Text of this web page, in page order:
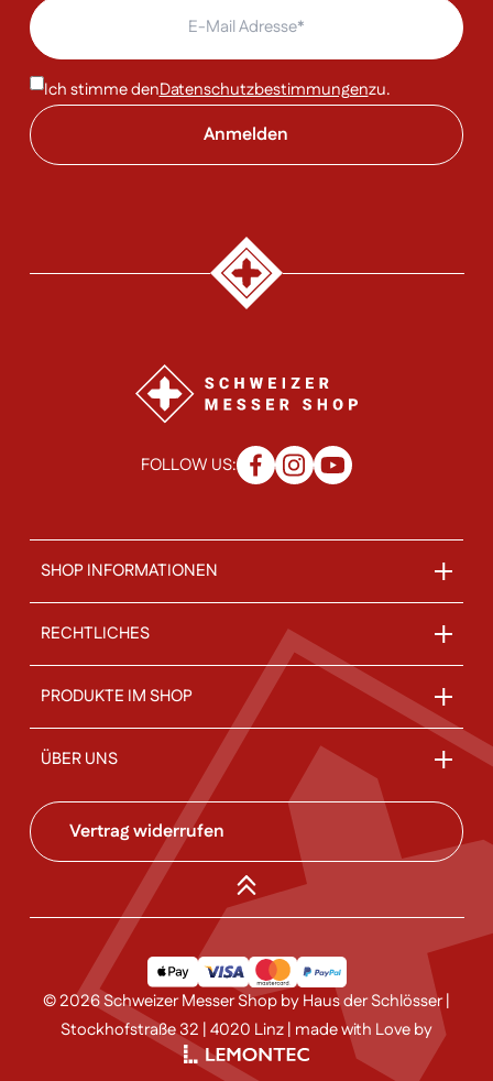
Ich stimme denDatenschutzbestimmungenzu.
FOLLOW US:
SHOP INFORMATIONEN
RECHTLICHES
PRODUKTE IM SHOP
ÜBER UNS
Vertrag widerrufen
© 2026 Schweizer Messer Shop by Haus der Schlösser |
Stockhofstraße 32 | 4020 Linz | made with Love by